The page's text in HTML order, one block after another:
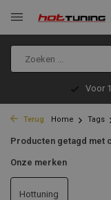
Voor
Terug Home Tags
Producten getagd met
Onze merken
Hottuning